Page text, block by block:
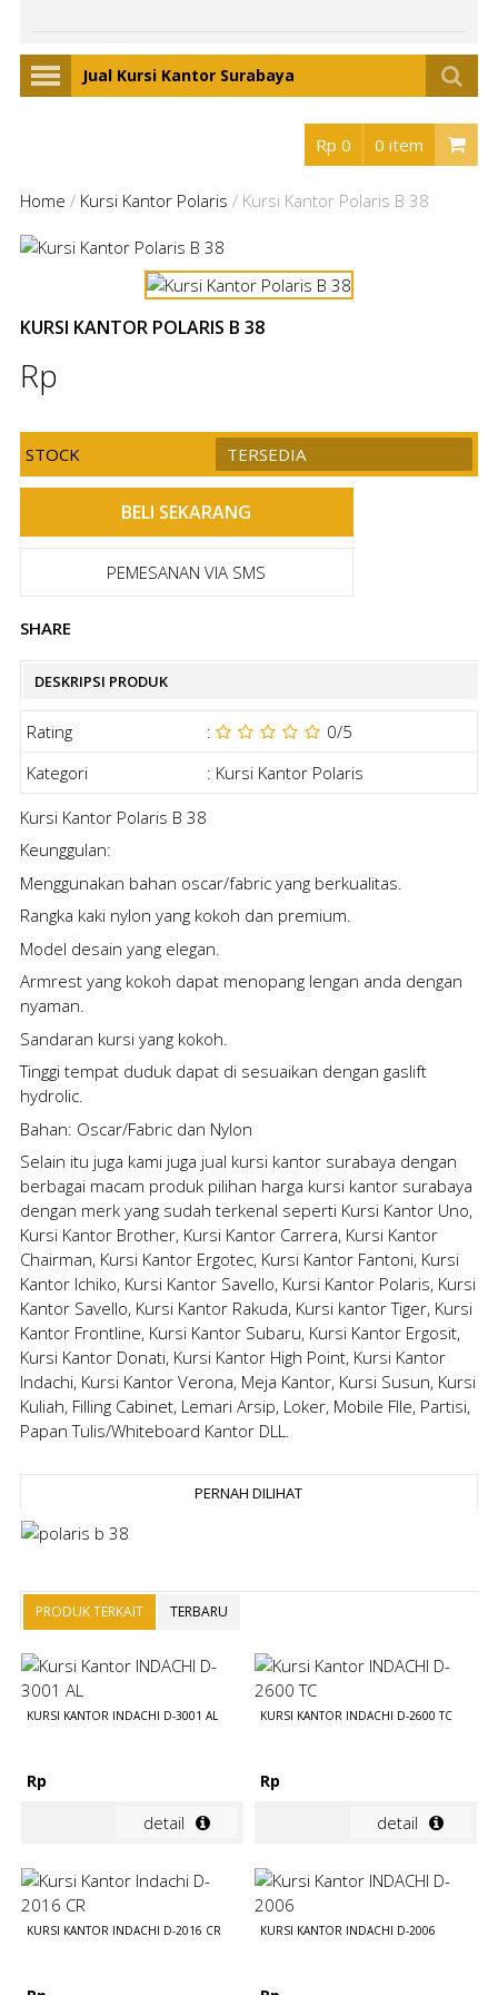
Jual Kursi Kantor Surabaya
Rp 0 0 item
Home / Kursi Kantor Polaris / Kursi Kantor Polaris B 38
KURSI KANTOR POLARIS B 38
Rp
STOCK TERSEDIA
PEMESANAN VIA SMS
SHARE
DESKRIPSI PRODUK
Rating : 0/5
Kategori
: Kursi Kantor Polaris
Kursi Kantor Polaris B 38
Keunggulan:
Menggunakan bahan oscar/fabric yang berkualitas.
Rangka kaki nylon yang kokoh dan premium.
Model desain yang elegan.
Armrest yang kokoh dapat menopang lengan anda dengan
nyaman.
Sandaran kursi yang kokoh.
Tinggi tempat duduk dapat di sesuaikan dengan gaslift
hydrolic.
Bahan: Oscar/Fabric dan Nylon
Selain itu juga kami juga jual kursi kantor surabaya dengan
berbagai macam produk pilihan harga kursi kantor surabaya
dengan merk yang sudah terkenal seperti Kursi Kantor Uno,
Kursi Kantor Brother, Kursi Kantor Carrera, Kursi Kantor
Chairman, Kursi Kantor Ergotec, Kursi Kantor Fantoni, Kursi
Kantor Ichiko, Kursi Kantor Savello, Kursi Kantor Polaris, Kursi
Kantor Savello, Kursi Kantor Rakuda, Kursi kantor Tiger, Kursi
Kantor Frontline, Kursi Kantor Subaru, Kursi Kantor Ergosit,
Kursi Kantor Donati, Kursi Kantor High Point, Kursi Kantor
Indachi, Kursi Kantor Verona, Meja Kantor, Kursi Susun, Kursi
Kuliah, Filling Cabinet, Lemari Arsip, Loker, Mobile FIle, Partisi,
Papan Tulis/Whiteboard Kantor DLL.
PERNAH DILIHAT
PRODUK TERKAIT TERBARU
KURSI KANTOR INDACHI D-3001 AL
Rp
detail
KURSI KANTOR INDACHI D-2600 TC
Rp
detail
KURSI KANTOR INDACHI D-2016 CR KURSI KANTOR INDACHI D-2006